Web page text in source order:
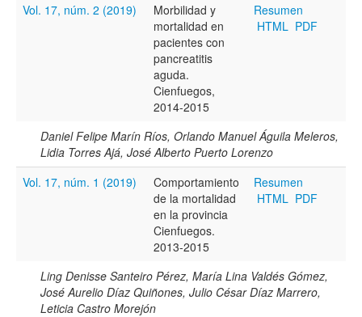
Vol. 17, núm. 2 (2019)
Morbilidad y
mortalidad en
pacientes con
pancreatitis
aguda.
Cienfuegos,
2014-2015
Resumen
HTML PDF
Daniel Felipe Marín Ríos, Orlando Manuel Águila Meleros,
Lidia Torres Ajá, José Alberto Puerto Lorenzo
Vol. 17, núm. 1 (2019)
Comportamiento
de la mortalidad
en la provincia
Cienfuegos.
2013-2015
Resumen
HTML PDF
Ling Denisse Santeiro Pérez, María Lina Valdés Gómez,
José Aurelio Díaz Quiñones, Julio César Díaz Marrero,
Leticia Castro Morejón